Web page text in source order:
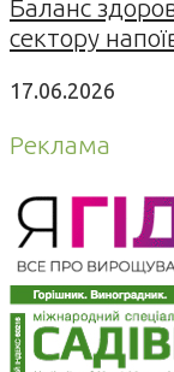
Баланс
сектору
17.06.2026
Реклама